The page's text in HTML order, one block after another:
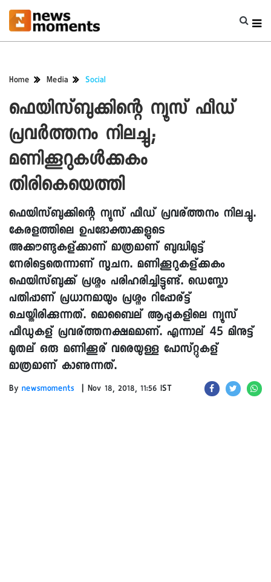
Home Media Social
ഫെയിസ്ബുക്കിന്റെ ന്യൂസ് ഫീഡ്
പ്രവര്‍ത്തനം നിലച്ചു;
മണിക്കൂറുകള്‍ക്കകം
തിരികെയെത്തി
ഫെയിസ്ബുക്കിന്റെ ന്യൂസ് ഫീഡ് പ്രവര്ത്തനം നിലച്ചു.
കേരളത്തിലെ ഉപഭോക്താക്കളുടെ
അക്കൗണ്ടുകള്ക്കാണ് മാത്രമാണ് ബുദ്ധിമുട്ട്
നേരിട്ടെതെന്നാണ് സൂചന. മണിക്കൂറുകള്ക്കകം
ഫെയിസ്ബുക്ക് പ്രശ്നം പരിഹരിച്ചിട്ടുണ്ട്. ഡെസ്കോ
പതിപ്പാണ് പ്രധാനമായും പ്രശ്നം റിപ്പോര്ട്ട്
ചെയ്തിരിക്കുന്നത്. മൊബൈല് ആപ്പുകളിലെ ന്യൂസ്
ഫീഡുകള് പ്രവര്ത്തനക്ഷമമാണ്. എന്നാല് 45 മിനുട്ട്
മുതല് ഒരു മണിക്കൂര് വരെയുള്ള പോസ്റ്റുകള്
മാത്രമാണ് കാണുന്നത്.
By newsmoments | Nov 18, 2018, 11:56 IST